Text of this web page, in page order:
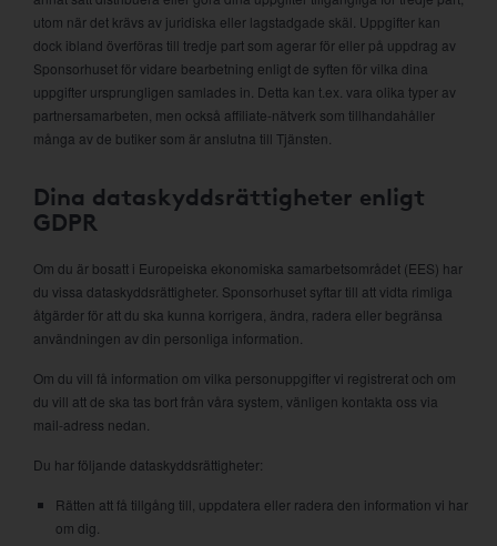
utom när det krävs av juridiska eller lagstadgade skäl. Uppgifter kan
dock ibland överföras till tredje part som agerar för eller på uppdrag av
Sponsorhuset för vidare bearbetning enligt de syften för vilka dina
uppgifter ursprungligen samlades in. Detta kan t.ex. vara olika typer av
partnersamarbeten, men också affiliate-nätverk som tillhandahåller
många av de butiker som är anslutna till Tjänsten.
Dina dataskyddsrättigheter enligt
GDPR
Om du är bosatt i Europeiska ekonomiska samarbetsområdet (EES) har
du vissa dataskyddsrättigheter. Sponsorhuset syftar till att vidta rimliga
åtgärder för att du ska kunna korrigera, ändra, radera eller begränsa
användningen av din personliga information.
Om du vill få information om vilka personuppgifter vi registrerat och om
du vill att de ska tas bort från våra system, vänligen kontakta oss via
mail-adress nedan.
Du har följande dataskyddsrättigheter:
Rätten att få tillgång till, uppdatera eller radera den information vi har
om dig.